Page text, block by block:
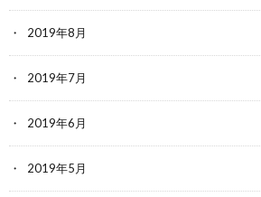
2019年8月
2019年7月
2019年6月
2019年5月